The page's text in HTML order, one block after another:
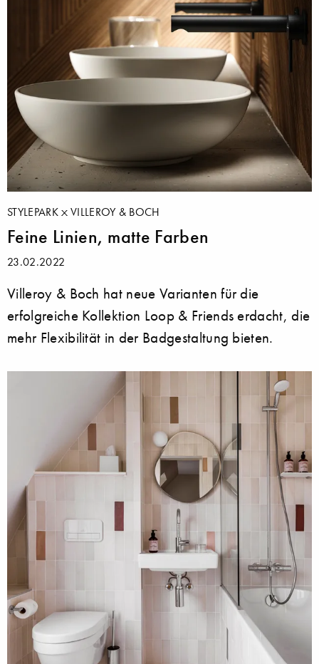
STYLEPARK VILLEROY & BOCH
Feine Linien, matte Farben
23.02.2022
Villeroy & Boch hat neue Varianten für die
erfolgreiche Kollektion Loop & Friends erdacht, die
mehr Flexibilität in der Badgestaltung bieten.